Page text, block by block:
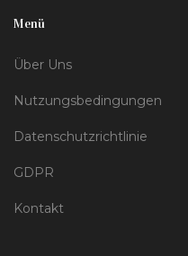
Menü
Über Uns
Nutzungsbedingungen
Datenschutzrichtlinie
GDPR
Kontakt